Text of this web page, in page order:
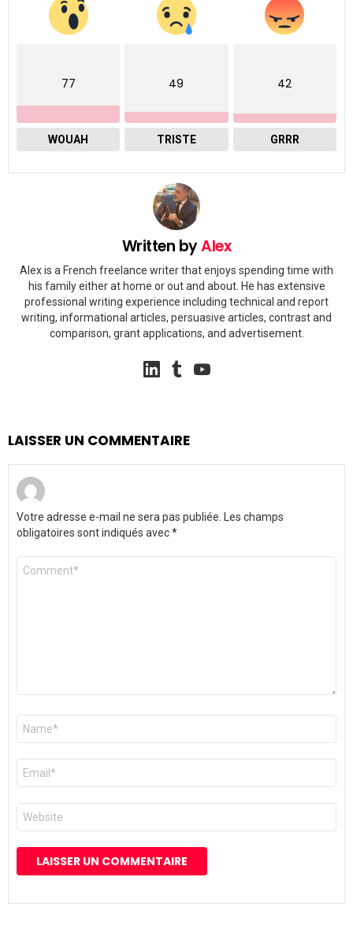
77
WOUAH
49
TRISTE
42
GRRR
Written byAlex
Alex is a French freelance writer that enjoys spending time with
his family either at home or out and about. He has extensive
professional writing experience including technical and report
writing, informational articles, persuasive articles, contrast and
comparison, grant applications, and advertisement.
linkedin
LAISSER UN COMMENTAIRE
Votre adresse e-mail ne sera pas publiée. Les champs
obligatoires sont indiqués avec*
Commentaire
Nom
E-
mail
*
Site
web